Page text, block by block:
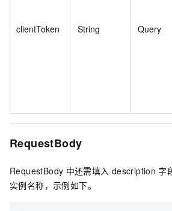
clientToken String Query
RequestBody
RequestBody 中还需填入 description 字
实例名称，示例如下。